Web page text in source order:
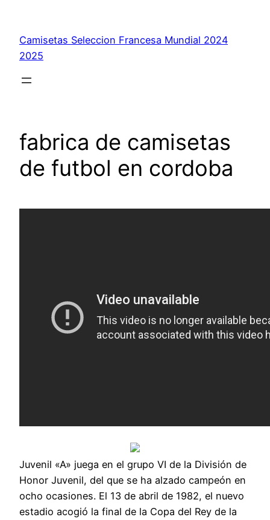
contenido
Camisetas Seleccion Francesa Mundial 2024
2025
fabrica de camisetas
de futbol en cordoba
Juvenil «A» juega en el grupo VI de la División de
Honor Juvenil, del que se ha alzado campeón en
ocho ocasiones. El 13 de abril de 1982, el nuevo
estadio acogió la final de la Copa del Rey de la